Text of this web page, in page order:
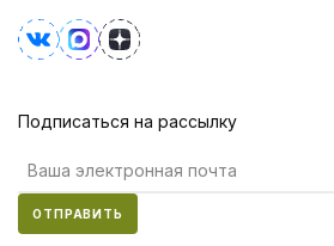
Подписаться на рассылку
ОТПРАВИТЬ